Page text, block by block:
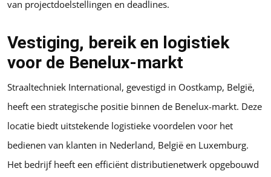
van projectdoelstellingen en deadlines.
Vestiging, bereik en logistiek
voor de Benelux-markt
Straaltechniek International, gevestigd in Oostkamp, België,
heeft een strategische positie binnen de Benelux-markt. Deze
locatie biedt uitstekende logistieke voordelen voor het
bedienen van klanten in Nederland, België en Luxemburg.
Het bedrijf heeft een efficiënt distributienetwerk opgebouwd